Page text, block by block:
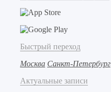
Быстрый переход
Москва Санкт-Петербург
Актуальные записи